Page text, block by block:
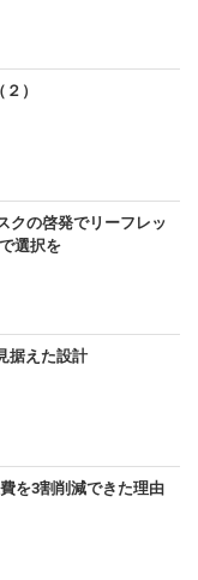
）
クの啓発でリーフレッ
選択を
据えた設計
を3割削減できた理由